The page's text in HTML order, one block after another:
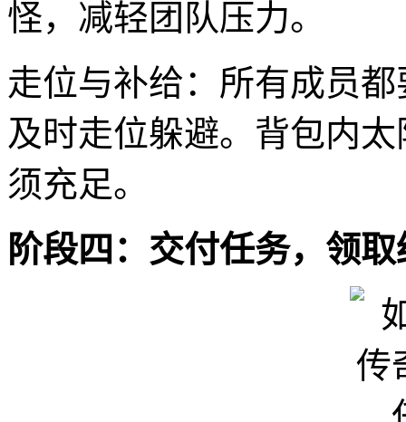
怪，减轻团队压力。
走位与补给：所有成员
及时走位躲避。背包内
须充足。
阶段四：交付任务，领